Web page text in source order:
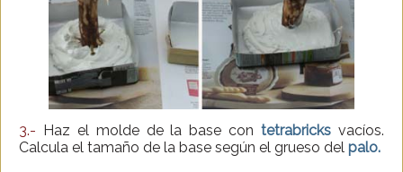
3.- Haz el molde de la base contetrabricks vacíos.
Calcula el tamaño de la base según el grueso del palo.